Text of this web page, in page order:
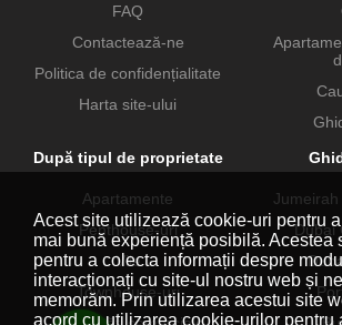
FAQ
Contactează-ne
Politica de confidențialitate
Harta site-ului
După tipul de proprietate
Apartamente
Penthouse-uri
Vile
Townhouse-uri
Dubai
Acest site utilizează cookie-uri pentru
mai bună experiență posibilă. Acestea
pentru a colecta informații despre
interacționați cu site-ul nostru web și
memorăm. Prin utilizarea acestui site
acord cu utilizarea cookie-urilor pentru